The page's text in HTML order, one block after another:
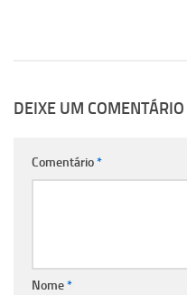
DEIXE UM COMENTÁRIO
Comentário*
Nome*